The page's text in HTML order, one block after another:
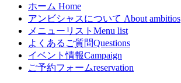
ホーム Home
アンビシャスについて About ambitios
メニューリスト Menu list
よくあるご質問Questions
イベント情報Campaign
ご予約フォームreservation